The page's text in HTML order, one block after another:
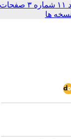
جلد ۱۱ شماره ۳ صفحات
ها